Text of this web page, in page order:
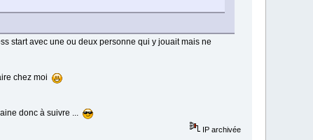
start avec une ou deux personne qui y jouait mais ne
chez moi
donc à suivre ...
IP archivée